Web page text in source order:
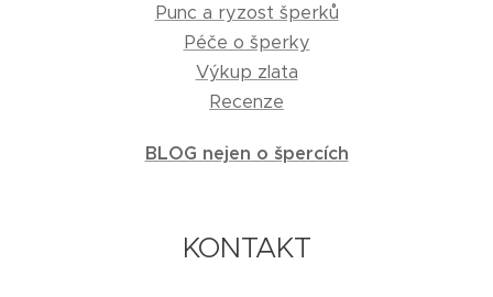
Punc a ryzost šperků
Péče o šperky
Výkup zlata
Recenze
BLOG nejen o špercích
KONTAKT